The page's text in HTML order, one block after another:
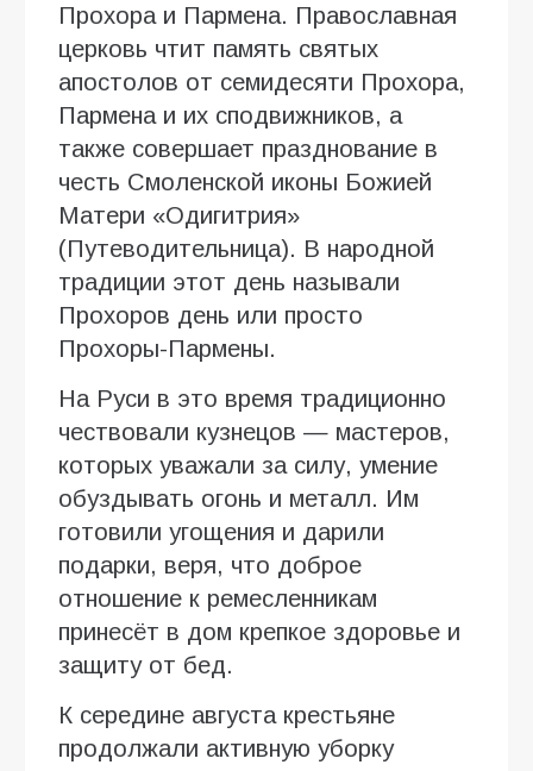
Прохора и Пармена. Православная
церковь чтит память святых
апостолов от семидесяти Прохора,
Пармена и их сподвижников, а
также совершает празднование в
честь Смоленской иконы Божией
Матери «Одигитрия»
(Путеводительница). В народной
традиции этот день называли
Прохоров день или просто
Прохоры-Пармены.
На Руси в это время традиционно
чествовали кузнецов — мастеров,
которых уважали за силу, умение
обуздывать огонь и металл. Им
готовили угощения и дарили
подарки, веря, что доброе
отношение к ремесленникам
принесёт в дом крепкое здоровье и
защиту от бед.
К середине августа крестьяне
продолжали активную уборку